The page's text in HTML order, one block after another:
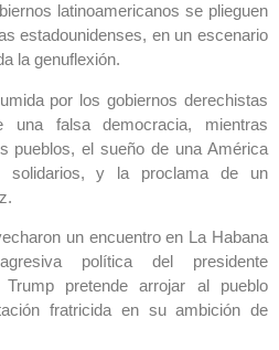
latinoamericanos se plieguen
estadounidenses, en un escenario
la genuflexión.
por los gobiernos derechistas
falsa democracia, mientras
pueblos, el sueño de una América
solidarios, y la proclama de un
un encuentro en La Habana
política del presidente
pretende arrojar al pueblo
fratricida en su ambición de